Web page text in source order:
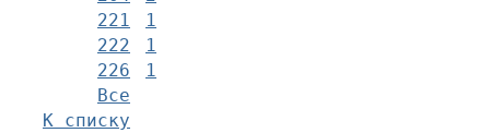
221
1
222
1
226
1
Все
К списку